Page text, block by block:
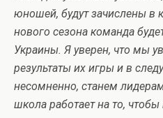
юношей, будут зачислены в
нового сезона команда
Украины. Я уверен, что мы
результаты их игры и в
несомненно, станем
школа работает на то,